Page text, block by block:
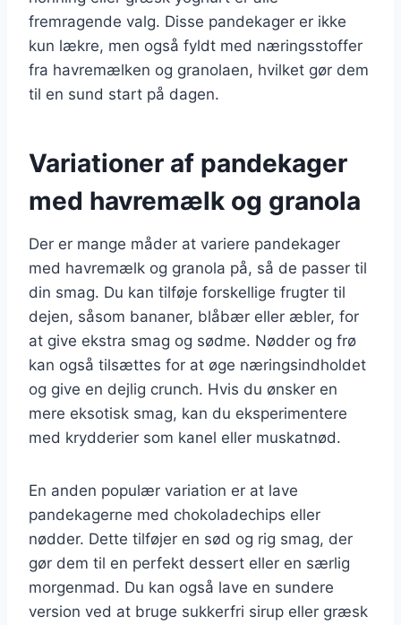
fremragende valg. Disse pandekager er ikke
kun lækre, men også fyldt med næringsstoffer
fra havremælken og granolaen, hvilket gør dem
til en sund start på dagen.
Variationer af pandekager
med havremælk og granola
Der er mange måder at variere pandekager
med havremælk og granola på, så de passer til
din smag. Du kan tilføje forskellige frugter til
dejen, såsom bananer, blåbær eller æbler, for
at give ekstra smag og sødme. Nødder og frø
kan også tilsættes for at øge næringsindholdet
og give en dejlig crunch. Hvis du ønsker en
mere eksotisk smag, kan du eksperimentere
med krydderier som kanel eller muskatnød.
En anden populær variation er at lave
pandekagerne med chokoladechips eller
nødder. Dette tilføjer en sød og rig smag, der
gør dem til en perfekt dessert eller en særlig
morgenmad. Du kan også lave en sundere
version ved at bruge sukkerfri sirup eller græsk